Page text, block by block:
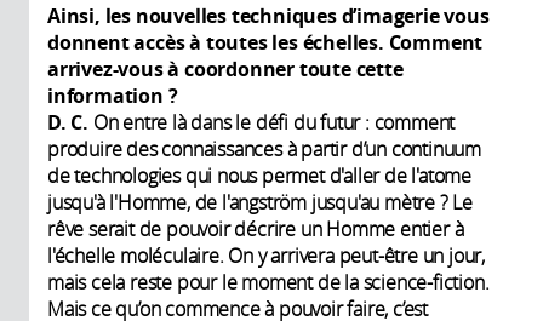
Ainsi, les nouvelles techniques d’imagerie vous
donnent accès à toutes les échelles. Comment
arrivez-vous à coordonner toute cette
information ?
D. C. On entre là dans le défi du futur : comment
produire des connaissances à partir d’un continuum
de technologies qui nous permet d'aller de l'atome
jusqu'à l'Homme, de l'angström jusqu'au mètre ? Le
rêve serait de pouvoir décrire un Homme entier à
l'échelle moléculaire. On y arrivera peut-être un jour,
mais cela reste pour le moment de la science-fiction.
Mais ce qu’on commence à pouvoir faire, c’est